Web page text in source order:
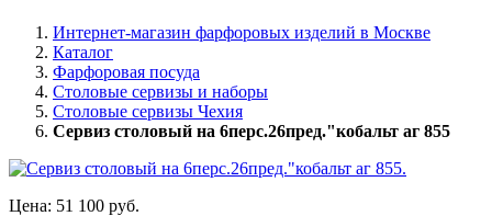
Интернет-магазин фарфоровых изделий в Москве
Каталог
Фарфоровая посуда
Столовые сервизы и наборы
Столовые сервизы Чехия
Сервиз столовый на 6перс.26пред."кобальт аг 855
Цена: 51 100 руб.